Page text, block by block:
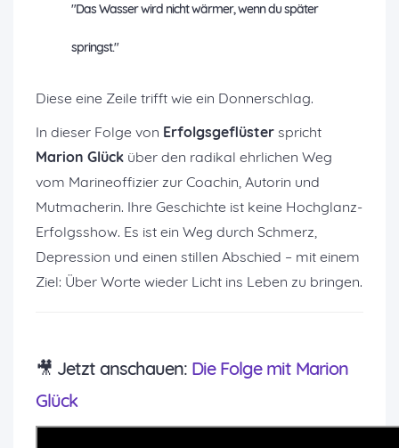
"Das Wasser wird nicht wärmer, wenn du später
springst."
Diese eine Zeile trifft wie ein Donnerschlag.
In dieser Folge von Erfolgsgeflüster spricht
Marion Glück über den radikal ehrlichen Weg
vom Marineoffizier zur Coachin, Autorin und
Mutmacherin. Ihre Geschichte ist keine Hochglanz-
Erfolgsshow. Es ist ein Weg durch Schmerz,
Depression und einen stillen Abschied – mit einem
Ziel: Über Worte wieder Licht ins Leben zu bringen.
🎥 Jetzt anschauen: Die Folge mit Marion
Glück